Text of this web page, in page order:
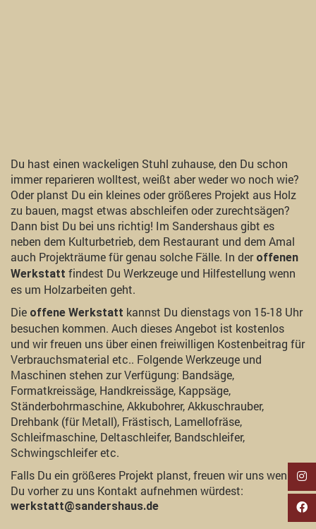
Du hast einen wackeligen Stuhl zuhause, den Du schon
immer reparieren wolltest, weißt aber weder wo noch wie?
Oder planst Du ein kleines oder größeres Projekt aus Holz
zu bauen, magst etwas abschleifen oder zurechtsägen?
Dann bist Du bei uns richtig! Im Sandershaus gibt es
neben dem Kulturbetrieb, dem Restaurant und dem Amal
auch Projekträume für genau solche Fälle. In der offenen
Werkstatt findest Du Werkzeuge und Hilfestellung wenn
es um Holzarbeiten geht.
Die offene Werkstatt kannst Du dienstags von 15-18 Uhr
besuchen kommen. Auch dieses Angebot ist kostenlos
und wir freuen uns über einen freiwilligen Kostenbeitrag für
Verbrauchsmaterial etc.. Folgende Werkzeuge und
Maschinen stehen zur Verfügung: Bandsäge,
Formatkreissäge, Handkreissäge, Kappsäge,
Ständerbohrmaschine, Akkubohrer, Akkuschrauber,
Drehbank (für Metall), Frästisch, Lamellofräse,
Schleifmaschine, Deltaschleifer, Bandschleifer,
Schwingschleifer etc.
Falls Du ein größeres Projekt planst, freuen wir uns wenn
Du vorher zu uns Kontakt aufnehmen würdest:
werkstatt@sandershaus.de